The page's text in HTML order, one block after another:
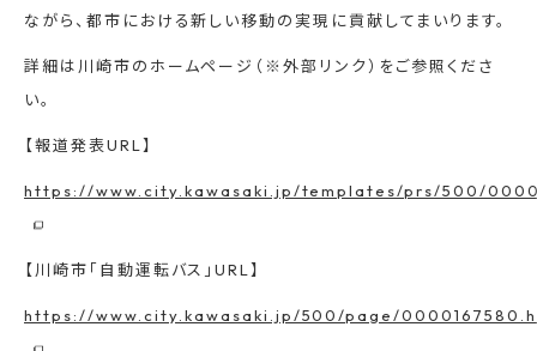
ながら、都市における新しい移動の実現に貢献してまいります。
詳細は川崎市のホームページ（※外部リンク）をご参照くださ
い。
【報道発表URL】
https://www.city.kawasaki.jp/templates/prs/500/
【川崎市「自動運転バス」URL】
https://www.city.kawasaki.jp/500/page/